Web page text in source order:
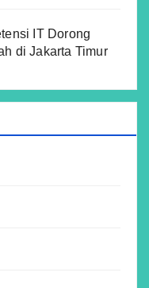
IT Dorong
di Jakarta Timur